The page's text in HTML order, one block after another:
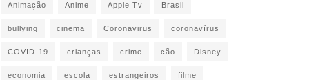
Animação Anime Apple Tv Brasil
bullying cinema Coronavirus coronavírus
COVID-19 crianças crime cão Disney
economia escola estrangeiros filme